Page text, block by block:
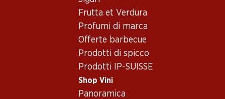
Frutta et Verdura
Profumi di marca
Offerte barbecue
Prodotti di spicco
Prodotti IP-SUISSE
Shop Vini
Panoramica